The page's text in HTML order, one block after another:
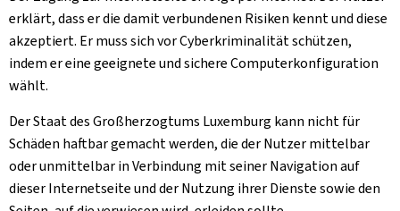
erklärt, dass er die damit verbundenen Risiken kennt und diese
akzeptiert. Er muss sich vor Cyberkriminalität schützen,
indem er eine geeignete und sichere Computerkonfiguration
wählt.
Der Staat des Großherzogtums Luxemburg kann nicht für
Schäden haftbar gemacht werden, die der Nutzer mittelbar
oder unmittelbar in Verbindung mit seiner Navigation auf
dieser Internetseite und der Nutzung ihrer Dienste sowie den